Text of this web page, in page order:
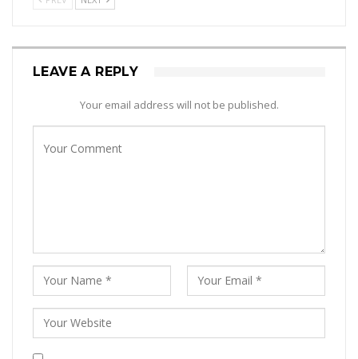
LEAVE A REPLY
Your email address will not be published.